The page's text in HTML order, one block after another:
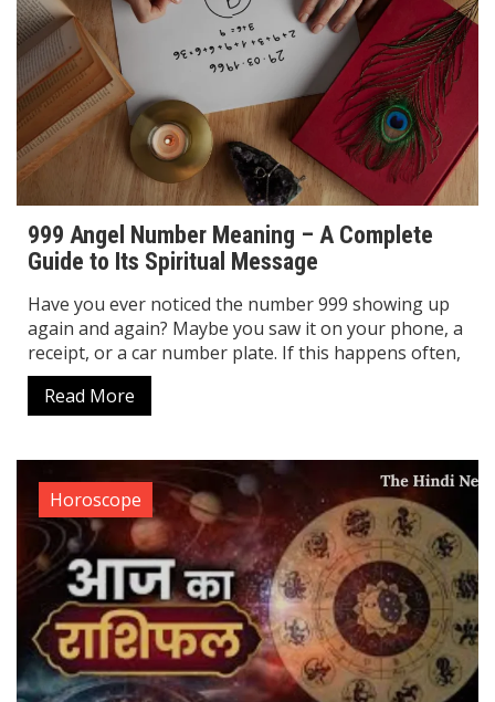
999 Angel Number Meaning – A Complete
Guide to Its Spiritual Message
Have you ever noticed the number 999 showing up
again and again? Maybe you saw it on your phone, a
receipt, or a car number plate. If this happens often,
Read More
Horoscope